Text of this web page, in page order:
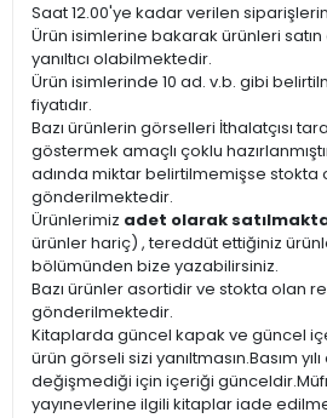
Saat 12.00'ye kadar verilen
Ürün isimlerine bakarak ürünleri satın
yanıltıcı olabilmektedir.
Ürün isimlerinde 10 ad. v.b. gibi
fiyatıdır.
Bazı ürünlerin görselleri İthalatçısı
göstermek amaçlı çoklu
adında miktar belirtilmemişse stokta
gönderilmektedir.
Ürünlerimiz adet olarak
ürünler hariç) , tereddüt ettiğiniz
bölümünden bize yazabilirsiniz.
Bazı ürünler asortidir ve stokta olan
gönderilmektedir.
Kitaplarda güncel kapak ve güncel
ürün görseli sizi yanıltmasın.Basım
değişmediği için içeriği
yayınevlerine ilgili kitaplar iade